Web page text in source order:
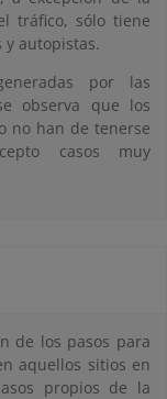
tráfico, sólo tiene
autopistas.
por las
observa que los
no han de tenerse
casos muy
de los pasos para
aquellos sitios en
propios de la